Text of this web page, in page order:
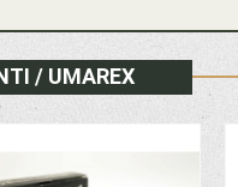
/ UMAREX